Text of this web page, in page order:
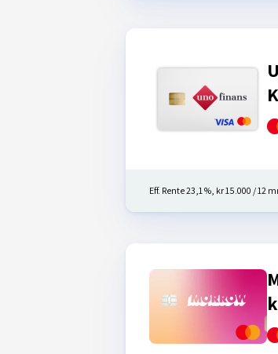
Eff. Rente 23,1 %, kr 15.000 /